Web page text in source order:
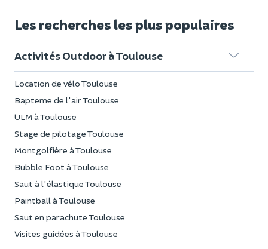
Les recherches les plus populaires
Activités Outdoor à Toulouse
Location de vélo Toulouse
Bapteme de l'air Toulouse
ULM à Toulouse
Stage de pilotage Toulouse
Montgolfière à Toulouse
Bubble Foot à Toulouse
Saut à l'élastique Toulouse
Paintball à Toulouse
Saut en parachute Toulouse
Visites guidées à Toulouse